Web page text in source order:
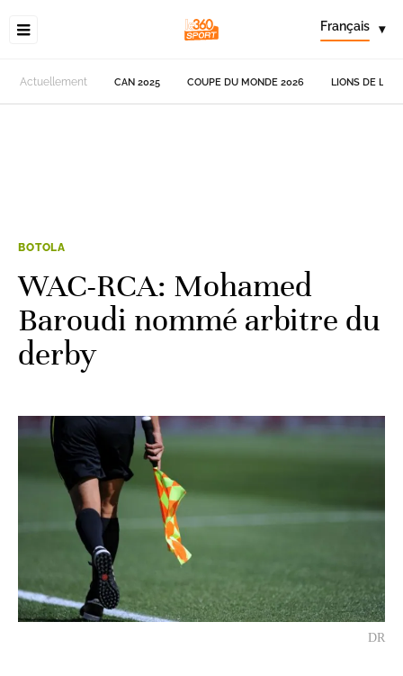
Français ▾
Actuellement CAN 2025 COUPE DU MONDE 2026 LIONS DE
BOTOLA
WAC-RCA: Mohamed
Baroudi nommé arbitre du
derby
DR